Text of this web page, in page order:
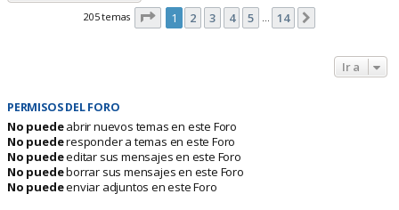
205 temas Página de 14
1 2 3 4 5 … 14
Ir a
PERMISOS DEL FORO
No puedeabrir nuevos temas en este Foro
No puederesponder a temas en este Foro
No puedeeditar sus mensajes en este Foro
No puedeborrar sus mensajes en este Foro
No puedeenviar adjuntos en este Foro